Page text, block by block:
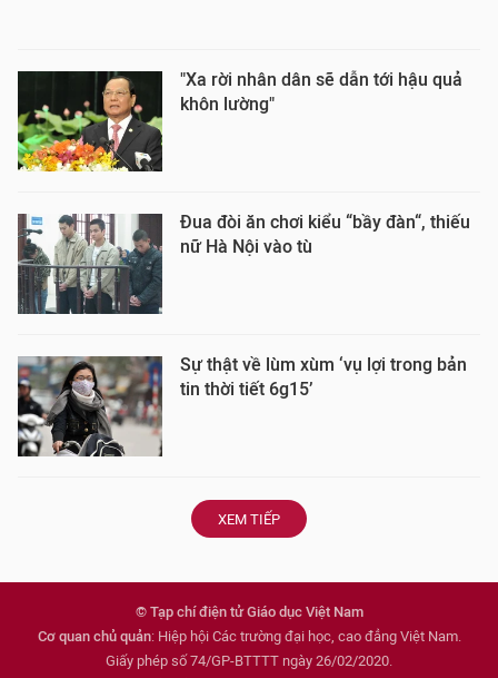
"Xa rời nhân dân sẽ dẫn tới hậu quả
khôn lường"
Đua đòi ăn chơi kiểu “bầy đàn“, thiếu
nữ Hà Nội vào tù
Sự thật về lùm xùm ‘vụ lợi trong bản
tin thời tiết 6g15’
XEM TIẾP
© Tạp chí điện tử Giáo dục Việt Nam
Cơ quan chủ quản: Hiệp hội Các trường đại học, cao đẳng Việt Nam.
Giấy phép số 74/GP-BTTTT ngày 26/02/2020.